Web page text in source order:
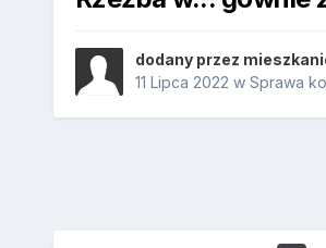
dodany przez
11 Lipca 2022 w Sprawa